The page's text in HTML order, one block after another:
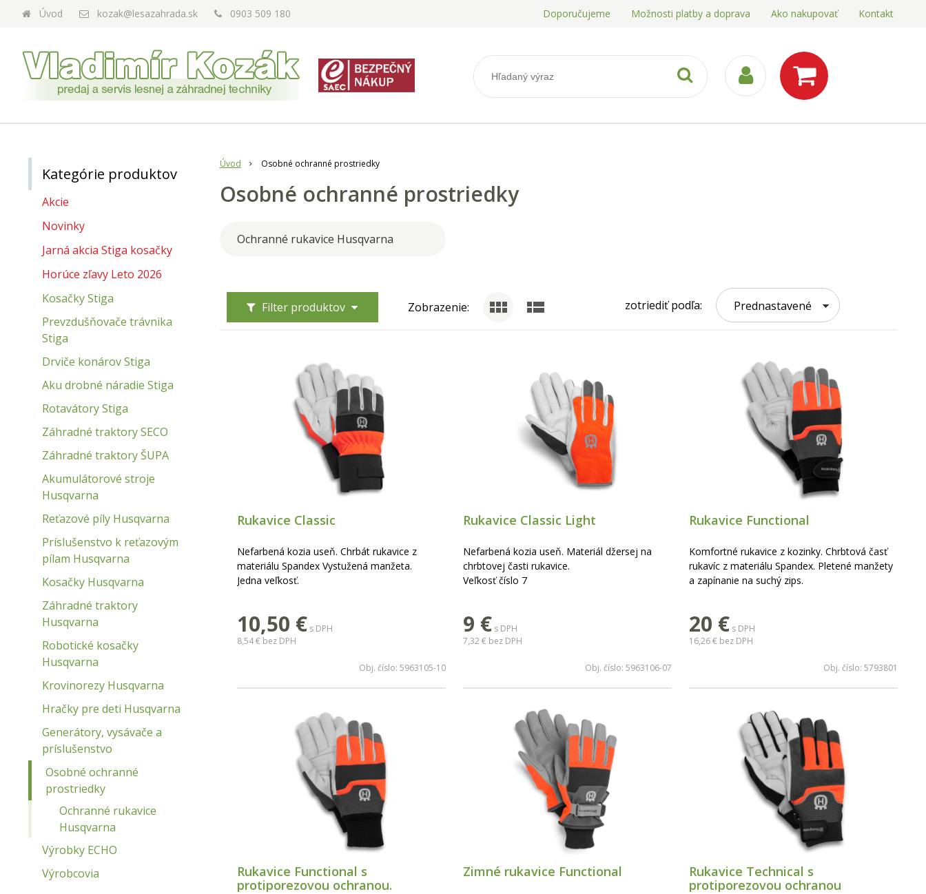
Úvod kozak@lesazahrada.sk 0903 509 180 Doporučujeme Možnosti platby a doprava Ako nakupovať Kontakt
Úvod Osobné ochranné prostriedky
Osobné ochranné prostriedky
Ochranné rukavice Husqvarna
Filter produktov Zobrazenie: zotriediť podľa: Prednastavené
Rukavice Classic
Nefarbená kozia useň. Chrbát rukavice z
materiálu Spandex Vystužená manžeta.
Jedna veľkosť.
10,50 € s DPH
8,54 € bez DPH
Obj. číslo: 5963105-10
Rukavice Classic Light
Nefarbená kozia useň. Materiál džersej na
chrbtovej časti rukavice.
Veľkosť číslo 7
9 € s DPH
7,32 € bez DPH
Obj. číslo: 5963106-07
Rukavice Functional
Komfortné rukavice z kozinky. Chrbtová časť
rukavíc z materiálu Spandex. Pletené manžety
a zapínanie na suchý zips.
20 € s DPH
16,26 € bez DPH
Obj. číslo: 5793801
Rukavice Functional s
protiporezovou ochranou.
Zimné rukavice Functional
Rukavice Technical s
protiporezovou ochranou
Kategórie produktov
Akcie
Novinky
Jarná akcia Stiga kosačky
Horúce zľavy Leto 2026
Kosačky Stiga
Prevzdušňovače trávnika
Stiga
Drviče konárov Stiga
Aku drobné náradie Stiga
Rotavátory Stiga
Záhradné traktory SECO
Záhradné traktory ŠUPA
Akumulátorové stroje
Husqvarna
Reťazové píly Husqvarna
Príslušenstvo k reťazovým
pílam Husqvarna
Kosačky Husqvarna
Záhradné traktory
Husqvarna
Robotické kosačky
Husqvarna
Krovinorezy Husqvarna
Hračky pre deti Husqvarna
Generátory, vysávače a
príslušenstvo
Osobné ochranné
prostriedky
Ochranné rukavice
Husqvarna
Výrobky ECHO
Výrobcovia